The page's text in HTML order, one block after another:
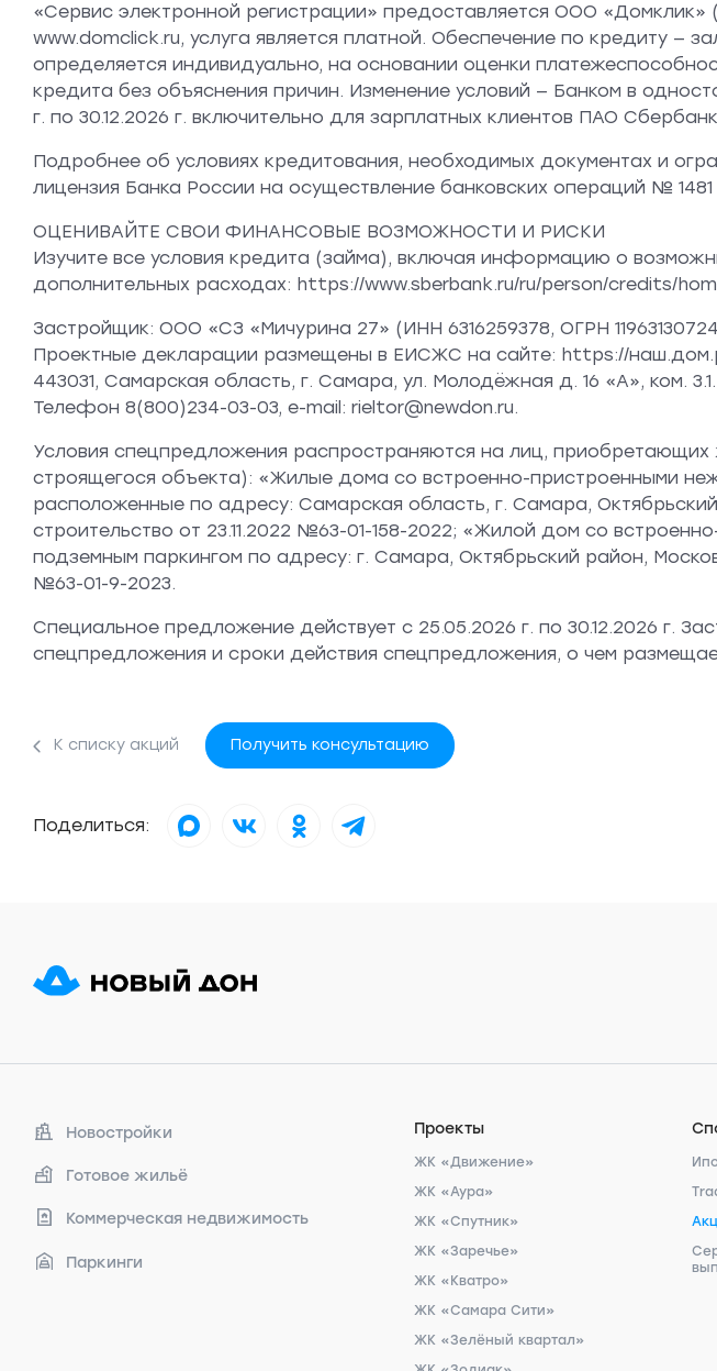
«Сервис электронной регистрации» предоставляется ООО «Домклик»
www.domclick.ru, услуга является платной. Обеспечение по кредиту —
определяется индивидуально, на основании оценки
кредита без объяснения причин. Изменение условий — Банком в
г. по 30.12.2026 г. включительно для зарплатных клиентов ПАО
Подробнее об условиях кредитования, необходимых документах и
лицензия Банка России на осуществление банковских операций № 1481
ОЦЕНИВАЙТЕ СВОИ ФИНАНСОВЫЕ ВОЗМОЖНОСТИ И РИСКИ
Изучите все условия кредита (займа), включая информацию о
дополнительных расходах: https://www.sberbank.ru/ru/person/credits/
Застройщик: ООО «СЗ «Мичурина 27» (ИНН 6316259378, ОГРН
Проектные декларации размещены в ЕИСЖС на сайте: https://
443031, Самарская область, г. Самара, ул. Молодёжная д. 16 «А», ком. 3.1.
Телефон 8(800)234-03-03, e-mail: rieltor@newdon.ru.
Условия спецпредложения распространяются на лиц,
строящегося объекта): «Жилые дома со встроенно-пристроенными
расположенные по адресу: Самарская область, г. Самара,
строительство от 23.11.2022 №63-01-158-2022; «Жилой дом со
подземным паркингом по адресу: г. Самара, Октябрьский район,
№63-01-9-2023.
Специальное предложение действует с 25.05.2026 г. по 30.12.2026 г.
спецпредложения и сроки действия спецпредложения, о чем
К списку акций Получить консультацию
Поделиться:
Новостройки
Готовое жильё
Коммерческая недвижимость
Паркинги
Проекты
ЖК «Движение»
ЖК «Аура»
ЖК «Спутник»
ЖК «Заречье»
ЖК «Кватро»
ЖК «Самара Сити»
ЖК «Зелёный квартал»